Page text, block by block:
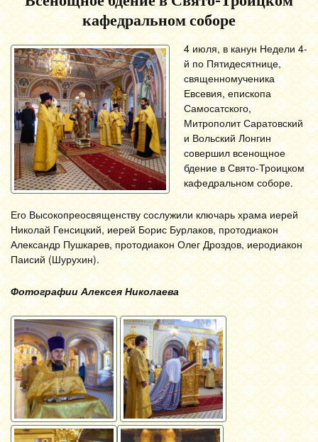
кафедральном соборе
4 июля, в канун Недели 4-
й по Пятидесятнице,
священномученика
Евсевия, епископа
Самосатского,
Митрополит Саратовский
и Вольский Лонгин
совершил всенощное
бдение в Свято-Троицком
кафедральном соборе.
Его Высокопреосвященству сослужили ключарь храма иерей
Николай Генсицкий, иерей Борис Бурлаков, протодиакон
Александр Пушкарев, протодиакон Олег Дроздов, иеродиакон
Паисий (Шурухин).
Фотографии Алексея Николаева